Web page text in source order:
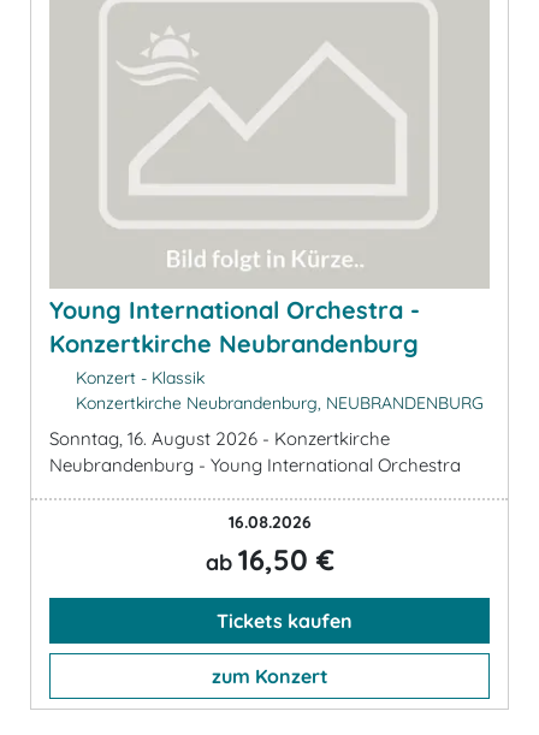
Young International Orchestra -
Konzertkirche Neubrandenburg
Konzert - Klassik
Konzertkirche Neubrandenburg, NEUBRANDENBURG
Sonntag, 16. August 2026 - Konzertkirche
Neubrandenburg - Young International Orchestra
16.08.2026
ab 16,50 €
Tickets kaufen
zum Konzert